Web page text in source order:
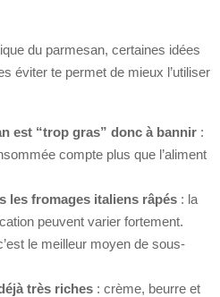
du parmesan, certaines idées
éviter te permet de mieux l’utiliser
est “trop gras” donc à bannir :
compte plus que l’aliment
les fromages italiens râpés : la
peuvent varier fortement.
le meilleur moyen de sous-
très riches : crème, beurre et